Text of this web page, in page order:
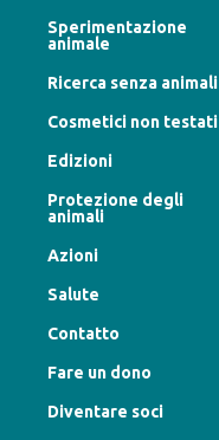
Sperimentazione
animale
Ricerca senza animali
Cosmetici non testati
Edizioni
Protezione degli
animali
Azioni
Salute
Contatto
Fare un dono
Diventare soci